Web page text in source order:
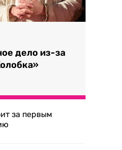
дело из-за
за первым